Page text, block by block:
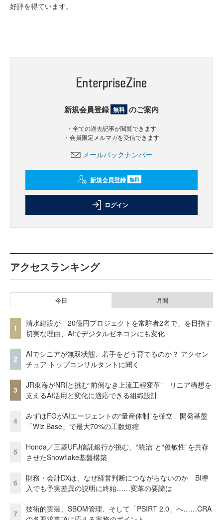
好評を得ています。
新規会員登録 無料 のご案内
・全ての過去記事が閲覧できます
・会員限定メルマガを受信できます
メールバックナンバー
新規会員登録 無料
ログイン
アクセスランキング
今日 月間
1
清水建設が「20億円プロジェクトを常駐者2名で」を目指す
切実な理由、AIでデジタルゼネコンにも変化
2
AIでシニアが無双状態、若手をどう育てるのか？ アクセン
チュア トップコンサルタントに聞く
3
JR東海がNRIと挑む“前例なき上流工程変革” リニア構想を
支えるAI活用と変化に適応できる組織設計
4
みずほFGがAIエージェントの“量産体制”を確立 開発基盤
「Wiz Base」で最大70%の工数短縮
5
Honda／三菱UFJ信託銀行が挑む、“統治”と“俊敏性”を共存
させたSnowflake基盤構築
6
財務・会計DXは、なぜ経営判断につながらないのか BI導
入でも予実差異の説明に終始……変革の要諦は
7
技術的実装、SBOM管理、そして「PSIRT 2.0」へ……CRA